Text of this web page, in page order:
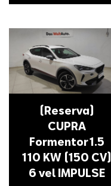
(Reserva)
CUPRA
Formentor 1.5
110 KW (150 CV)
6 vel IMPULSE